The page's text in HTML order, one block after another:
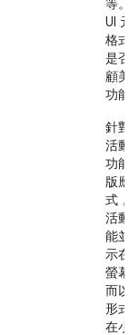
等。
UI 元
格式
是否
顧美
功能
針對
活動
功能
版應
式，
活動
能並
示在
螢幕
而以
形式
在小